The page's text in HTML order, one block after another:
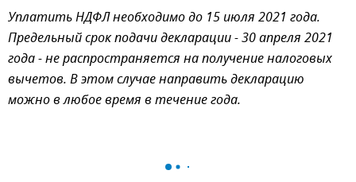
Уплатить НДФЛ необходимо до 15 июля 2021 года.
Предельный срок подачи декларации - 30 апреля 2021
года - не распространяется на получение налоговых
вычетов. В этом случае направить декларацию
можно в любое время в течение года.